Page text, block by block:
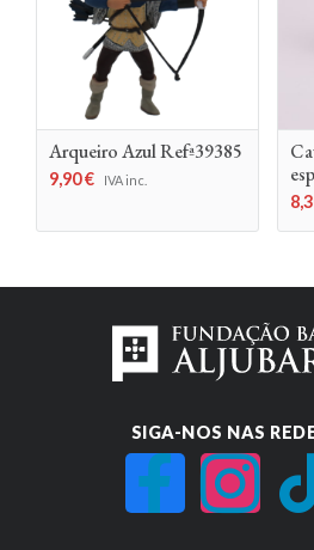
Arqueiro Azul Refª39385
9,90€ IVA inc.
SIGA-NOS NAS